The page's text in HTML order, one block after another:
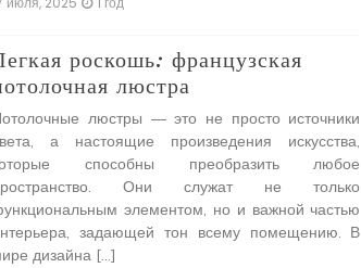
роскошь: французская
люстра
люстры — это не просто источники
а настоящие произведения искусства,
способны преобразить любое
Они служат не только
элементом, но и важной частью
задающей тон всему помещению. В
дизайна […]